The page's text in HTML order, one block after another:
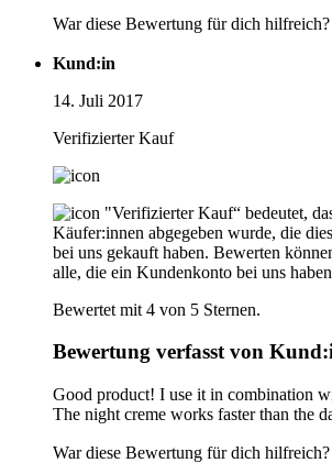
War diese Bewertung für dich hilfreich?
Kund:in
14. Juli 2017
Verifizierter Kauf
"Verifizierter Kauf“ bedeutet,
Käufer:innen abgegeben wurde, die
bei uns gekauft haben. Bewerten
alle, die ein Kundenkonto bei uns
Bewertet mit 4 von 5 Sternen.
Bewertung verfasst von
Good product! I use it in combination
The night creme works faster than the
War diese Bewertung für dich hilfreich?